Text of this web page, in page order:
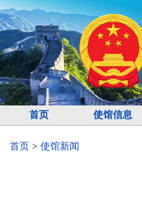
首页 使馆信息
首页 > 使馆新闻